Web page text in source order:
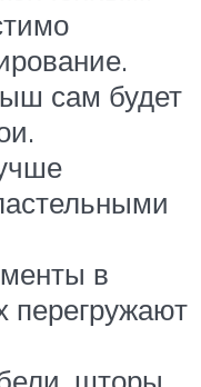
сам будет
в
перегружают